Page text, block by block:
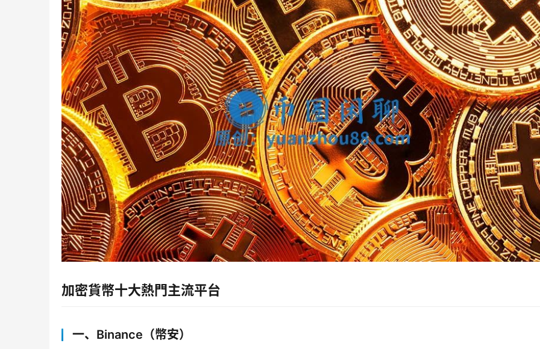
加密貨幣十大熱門主流平台
一、Binance（幣安）